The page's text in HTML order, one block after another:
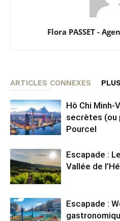
Flora PASSET -
ARTICLES CONNEXES
Hô Chi Minh-
secrètes (ou
Pourcel
Escapade :
Vallée de
Escapade :